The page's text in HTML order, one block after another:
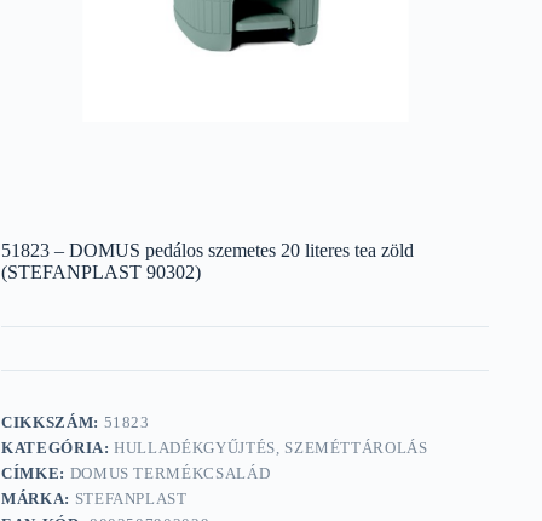
51823 – DOMUS pedálos szemetes 20 literes tea zöld
(STEFANPLAST 90302)
CIKKSZÁM: 51823
KATEGÓRIA:HULLADÉKGYŰJTÉS, SZEMÉTTÁROLÁS
CÍMKE: DOMUS TERMÉKCSALÁD
MÁRKA: STEFANPLAST